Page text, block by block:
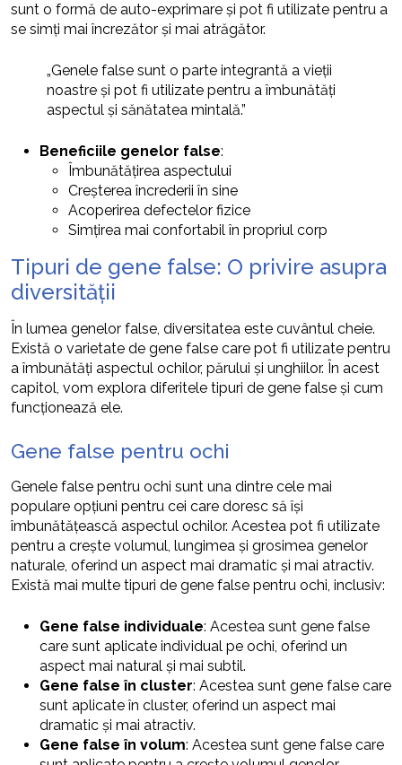
sunt o formă de auto-exprimare și pot fi utilizate pentru a
se simți mai încrezător și mai atrăgător.
„Genele false sunt o parte integrantă a vieții
noastre și pot fi utilizate pentru a îmbunătăți
aspectul și sănătatea mintală.”
Beneficiile genelor false:
Îmbunătățirea aspectului
Creșterea încrederii în sine
Acoperirea defectelor fizice
Simțirea mai confortabil în propriul corp
Tipuri de gene false: O privire asupra
diversității
În lumea genelor false, diversitatea este cuvântul cheie.
Există o varietate de gene false care pot fi utilizate pentru
a îmbunătăți aspectul ochilor, părului și unghiilor. În acest
capitol, vom explora diferitele tipuri de gene false și cum
funcționează ele.
Gene false pentru ochi
Genele false pentru ochi sunt una dintre cele mai
populare opțiuni pentru cei care doresc să își
îmbunătățească aspectul ochilor. Acestea pot fi utilizate
pentru a crește volumul, lungimea și grosimea genelor
naturale, oferind un aspect mai dramatic și mai atractiv.
Există mai multe tipuri de gene false pentru ochi, inclusiv:
Gene false individuale: Acestea sunt gene false
care sunt aplicate individual pe ochi, oferind un
aspect mai natural și mai subtil.
Gene false în cluster: Acestea sunt gene false care
sunt aplicate în cluster, oferind un aspect mai
dramatic și mai atractiv.
Gene false în volum: Acestea sunt gene false care